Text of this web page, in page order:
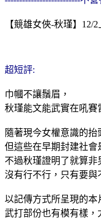
【競雄女俠-秋瑾】12/
超短評:
巾幗不讓鬚眉，
秋瑾能文能武實在吼賽
隨著現今女權意識的抬
但這些在早期封建社會
不過秋瑾證明了就算非
沒有行不行，只有要與
以記傳方式所呈現的本
武打部份也有模有樣，